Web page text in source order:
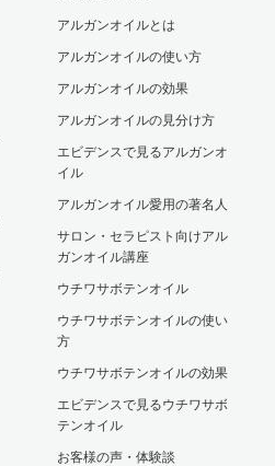
アルガンオイルとは
アルガンオイルの使い方
アルガンオイルの効果
アルガンオイルの見分け方
エビデンスで見るアルガンオ
イル
アルガンオイル愛用の著名人
サロン・セラピスト向けアル
ガンオイル講座
ウチワサボテンオイル
ウチワサボテンオイルの使い
方
ウチワサボテンオイルの効果
エビデンスで見るウチワサボ
テンオイル
お客様の声・体験談